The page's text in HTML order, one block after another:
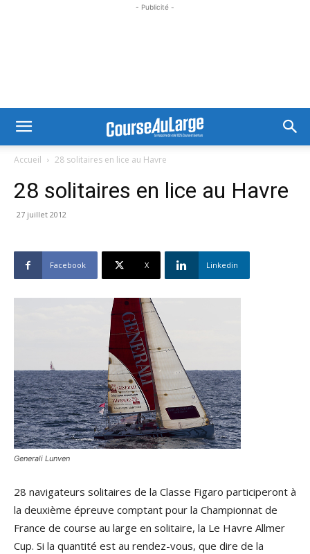
- Publicité -
Accueil 28 solitaires en lice au Havre
28 solitaires en lice au Havre
27 juillet 2012
Facebook X Linkedin
Generali Lunven
28 navigateurs solitaires de la Classe Figaro participeront à
la deuxième épreuve comptant pour la Championnat de
France de course au large en solitaire, la Le Havre Allmer
Cup. Si la quantité est au rendez-vous, que dire de la